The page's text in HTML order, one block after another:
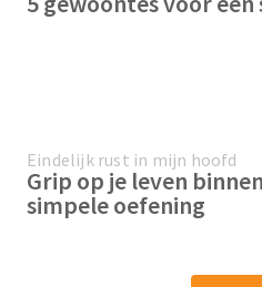
Eindelijk rust in mijn hoofd
Grip op je leven
simpele oefening